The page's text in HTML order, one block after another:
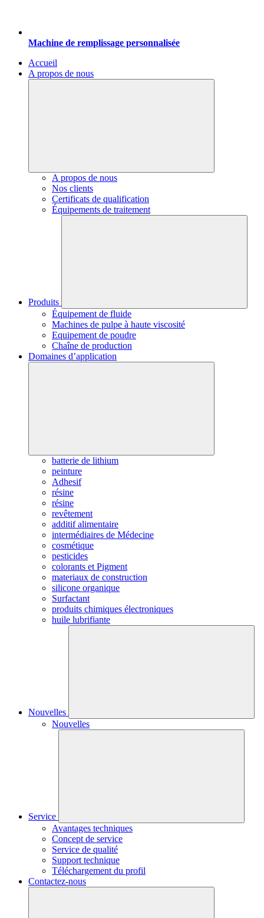
Machine de remplissage personnalisée
Accueil
A propos de nous
A propos de nous
Nos clients
Certificats de qualification
Équipements de traitement
Produits
Équipement de fluide
Machines de pulpe à haute viscosité
Equipement de poudre
Chaîne de production
Domaines d’application
batterie de lithium
peinture
Adhesif
résine
résine
revêtement
additif alimentaire
intermédiaires de Médecine
cosmétique
pesticides
colorants et Pigment
materiaux de construction
silicone organique
Surfactant
produits chimiques électroniques
huile lubrifiante
Nouvelles
Nouvelles
Service
Avantages techniques
Concept de service
Service de qualité
Support technique
Téléchargement du profil
Contactez-nous